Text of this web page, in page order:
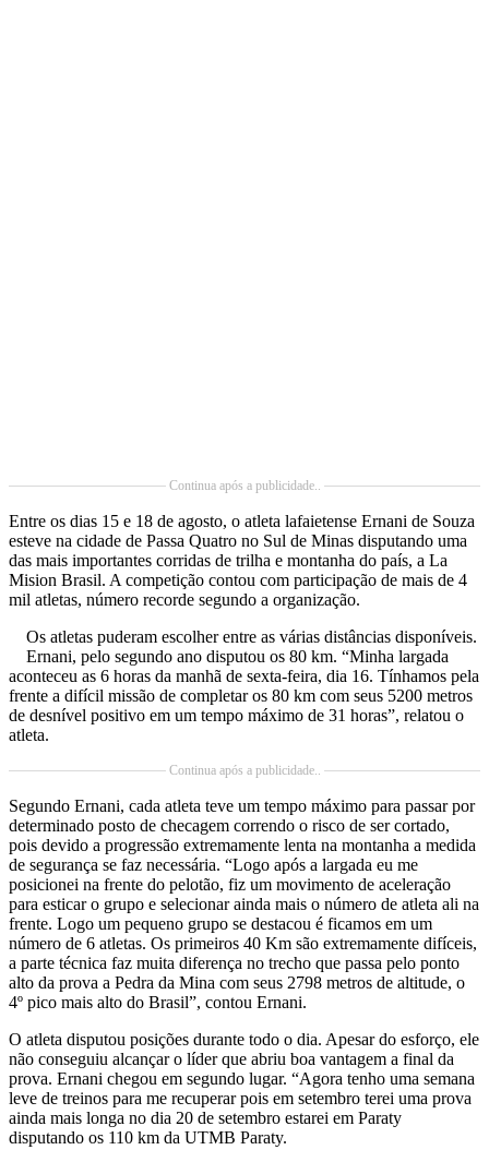
Continua após a publicidade..
Entre os dias 15 e 18 de agosto, o atleta lafaietense Ernani de Souza
esteve na cidade de Passa Quatro no Sul de Minas disputando uma
das mais importantes corridas de trilha e montanha do país, a La
Mision Brasil. A competição contou com participação de mais de 4
mil atletas, número recorde segundo a organização.
Os atletas puderam escolher entre as várias distâncias disponíveis.
Ernani, pelo segundo ano disputou os 80 km. “Minha largada
aconteceu as 6 horas da manhã de sexta-feira, dia 16. Tínhamos pela
frente a difícil missão de completar os 80 km com seus 5200 metros
de desnível positivo em um tempo máximo de 31 horas”, relatou o
atleta.
Continua após a publicidade..
Segundo Ernani, cada atleta teve um tempo máximo para passar por
determinado posto de checagem correndo o risco de ser cortado,
pois devido a progressão extremamente lenta na montanha a medida
de segurança se faz necessária. “Logo após a largada eu me
posicionei na frente do pelotão, fiz um movimento de aceleração
para esticar o grupo e selecionar ainda mais o número de atleta ali na
frente. Logo um pequeno grupo se destacou é ficamos em um
número de 6 atletas. Os primeiros 40 Km são extremamente difíceis,
a parte técnica faz muita diferença no trecho que passa pelo ponto
alto da prova a Pedra da Mina com seus 2798 metros de altitude, o
4º pico mais alto do Brasil”, contou Ernani.
O atleta disputou posições durante todo o dia. Apesar do esforço, ele
não conseguiu alcançar o líder que abriu boa vantagem a final da
prova. Ernani chegou em segundo lugar. “Agora tenho uma semana
leve de treinos para me recuperar pois em setembro terei uma prova
ainda mais longa no dia 20 de setembro estarei em Paraty
disputando os 110 km da UTMB Paraty.